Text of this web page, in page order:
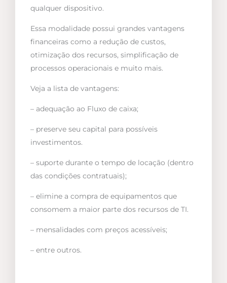
qualquer dispositivo.
Essa modalidade possui grandes vantagens
financeiras como a redução de custos,
otimização dos recursos, simplificação de
processos operacionais e muito mais.
Veja a lista de vantagens:
– adequação ao Fluxo de caixa;
– preserve seu capital para possíveis
investimentos.
– suporte durante o tempo de locação (dentro
das condições contratuais);
– elimine a compra de equipamentos que
consomem a maior parte dos recursos de TI.
– mensalidades com preços acessíveis;
– entre outros.